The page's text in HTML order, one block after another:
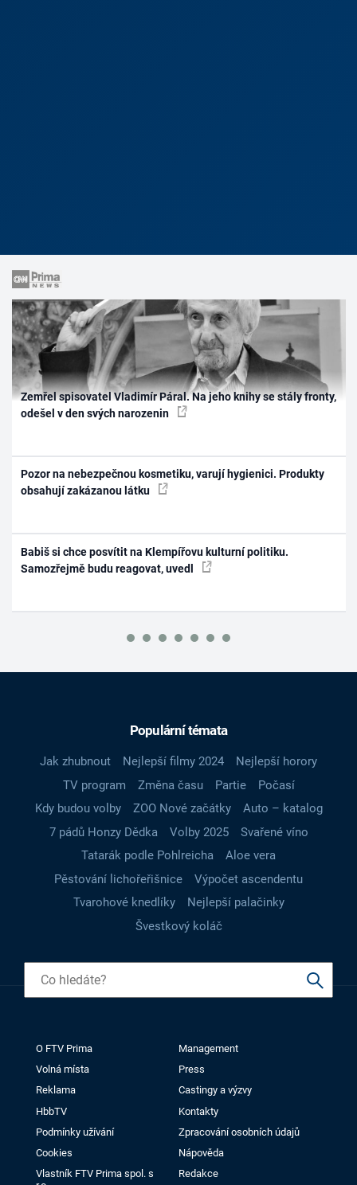
Zemřel spisovatel Vladimír Páral. Na jeho knihy se stály fronty,
odešel v den svých narozenin
Pozor na nebezpečnou kosmetiku, varují hygienici. Produkty
obsahují zakázanou látku
Babiš si chce posvítit na Klempířovu kulturní politiku.
Samozřejmě budu reagovat, uvedl
Populární témata
Jak zhubnout Nejlepší filmy 2024
Nejlepší horory
TV program
Změna času Partie
Počasí
Kdy budou volby
ZOO Nové začátky
Auto – katalog
7 pádů Honzy Dědka
Volby 2025
Svařené víno
Tatarák podle Pohlreicha
Aloe vera
Pěstování lichořeřišnice
Výpočet ascendentu
Tvarohové knedlíky
Nejlepší palačinky
Švestkový koláč
O FTV Prima
Management
Volná místa
Press
Reklama
Castingy a výzvy
HbbTV
Kontakty
Podmínky užívání
Zpracování osobních údajů
Cookies
Nápověda
Vlastník FTV Prima spol. s
Redakce